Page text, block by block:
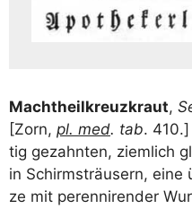
Macht­heil­kreuz­kraut,
[Zorn, pl. med. tab.
tig gezahn­ten, ziem­lich
in Schirm­sträu­sern,
ze mit peren­ni­ren­der